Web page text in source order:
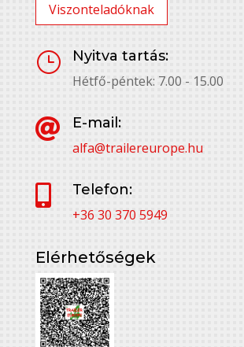
Viszonteladóknak
}
Nyitva tartás:
Hétfő-péntek: 7.00 - 15.00

E-mail:
alfa@trailereurope.hu

Telefon:
+36 30 370 5949
Elérhetőségek